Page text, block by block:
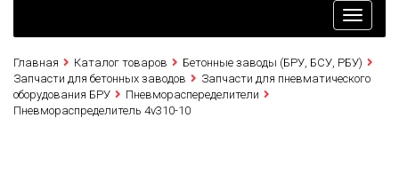
Toggle
Главная Каталог товаров
Бетонные заводы (БРУ, БСУ, РБУ)
Запчасти для бетонных заводов
Запчасти для пневматического
оборудования БРУ
Пневмораспеределители
Пневмораспределитель 4v310-10